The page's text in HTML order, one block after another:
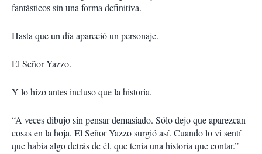
fantásticos sin una forma definitiva.
Hasta que un día apareció un personaje.
El Señor Yazzo.
Y lo hizo antes incluso que la historia.
“A veces dibujo sin pensar demasiado. Sólo dejo que aparezcan
cosas en la hoja. El Señor Yazzo surgió así. Cuando lo vi sentí
que había algo detrás de él, que tenía una historia que contar.”